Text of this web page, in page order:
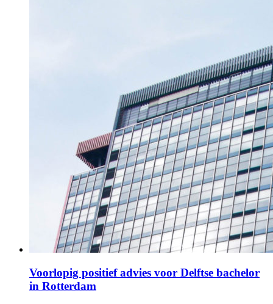
Voorlopig positief advies voor Delftse bachelor
in Rotterdam